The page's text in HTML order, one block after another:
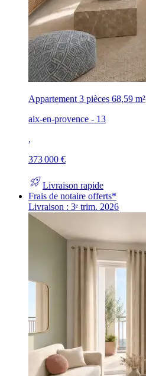
Appartement 3 pièces 68,59 m²
aix-en-provence - 13
,
373 000 €
rocket_launchLivraison rapide
Frais de notaire offerts*
Livraison : 3ᵉ trim. 2026